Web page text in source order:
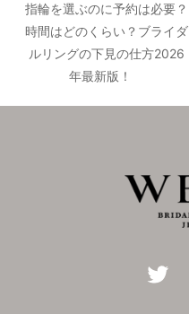
指輪を選ぶのに予約は必要？
時間はどのくらい？ブライダ
ルリングの下見の仕方2026
年最新版！